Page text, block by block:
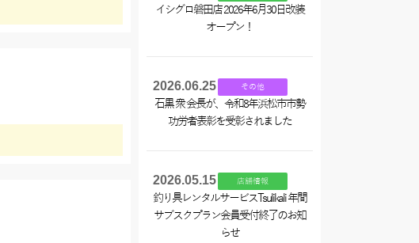
イシグロ磐田店 2026年6月30日改装
オープン！
2026.06.25 その他
石黒 衆 会長が、令和8年浜松市市勢
功労者表彰を受彰されました
2026.05.15 店舗情報
釣り具レンタルサービスTsulikali 年間
サブスクプラン会員受付終了のお知
らせ